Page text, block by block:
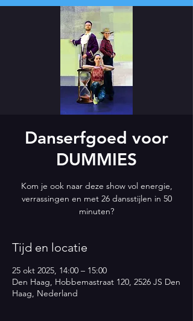
Danserfgoed voor
DUMMIES
Kom je ook naar deze show vol energie,
verrassingen en met 26 dansstijlen in 50
minuten?
Tijd en locatie
25 okt 2025, 14:00 – 15:00
Den Haag, Hobbemastraat 120, 2526 JS Den
Haag, Nederland